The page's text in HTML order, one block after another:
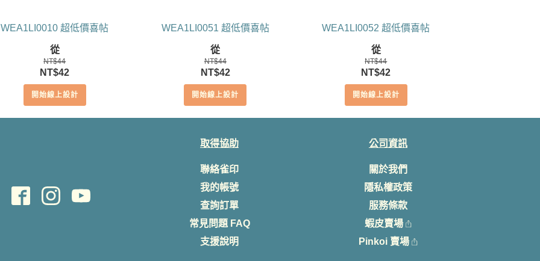
WEA1LI0010 超低價喜帖
從
NT$44
原
始
價
NT$42
前
價
開始線上設計
WEA1LI0051 超低價喜帖
從
NT$44
原
始
價
NT$42目
前
價
開始線上設計
WEA1LI0052 超低價喜帖
從
NT$44
原
始
價
NT$42
前
價
開始線上設計
取得協助
聯絡雀印
我的帳號
查詢訂單
常見問題 FAQ
支援說明
公司資訊
關於我們
隱私權政策
服務條款
蝦皮賣場
Pinkoi 賣場